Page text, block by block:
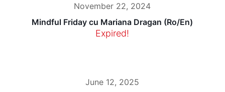
November 22, 2024
Mindful Friday cu Mariana Dragan (Ro/En)
Expired!
June 12, 2025